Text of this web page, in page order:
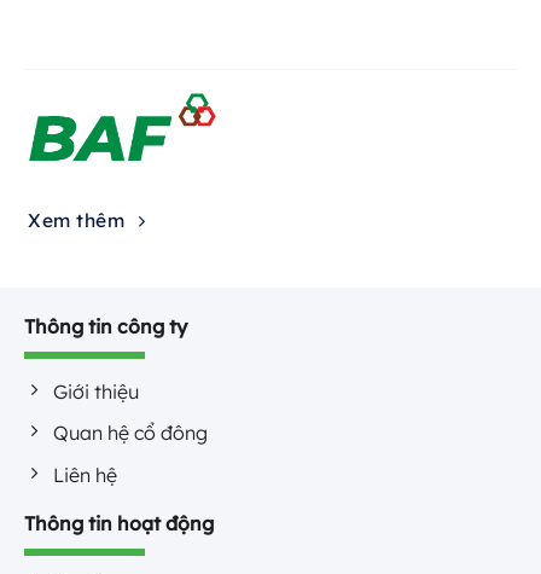
Xem thêm
Thông tin công ty
Giới thiệu
Quan hệ cổ đông
Liên hệ
Thông tin hoạt động